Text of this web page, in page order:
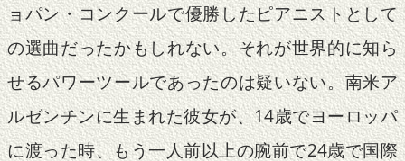
ョパン・コンクールで優勝したピアニストとして
の選曲だったかもしれない。それが世界的に知ら
せるパワーツールであったのは疑いない。南米ア
ルゼンチンに生まれた彼女が、14歳でヨーロッパ
に渡った時、もう一人前以上の腕前で24歳で国際